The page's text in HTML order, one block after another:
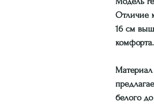
Отличие
16 см
комфорта.
Материал
белого